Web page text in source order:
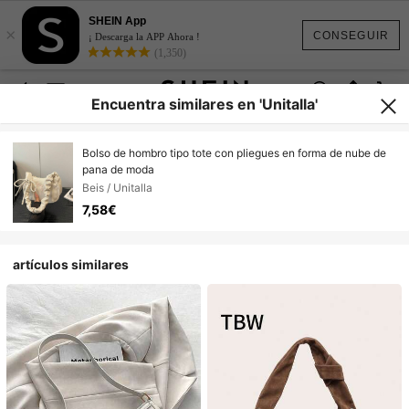
CONSEGUIR
×
SHEIN App
¡ Descarga la APP Ahora !
(1,350)
Encuentra similares en 'Unitalla'
Bolso de hombro tipo tote con pliegues en forma de nube de
pana de moda
Beis / Unitalla
7,58€
artículos similares